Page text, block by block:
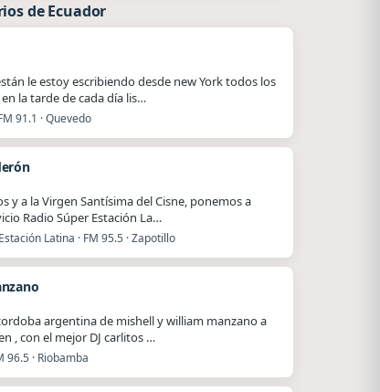
de Ecuador
le estoy escribiendo desde new York todos los
la tarde de cada día lis…
91.1 · Quevedo
y a la Virgen Santísima del Cisne, ponemos a
Radio Súper Estación La…
Latina · FM 95.5 · Zapotillo
argentina de mishell y william manzano a
, con el mejor DJ carlitos …
96.5 · Riobamba